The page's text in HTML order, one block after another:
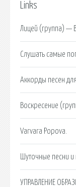
Links
Лицей (группа) —
Слушать самые
Аккорды песен
Воскресение
Varvara Popova.
Шуточные песни
УПРАВЛЕНИЕ